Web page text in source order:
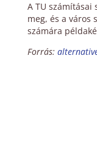
A TU
meg, és a város
számára
Forrás: